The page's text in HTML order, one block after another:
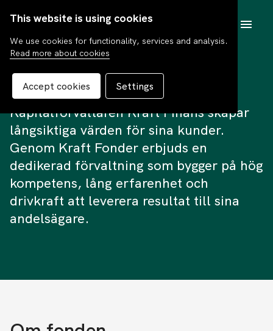
Kraft Obligasjon
Kapitalförvaltaren Kraft Finans skapar
långsiktiga värden för sina kunder.
Genom Kraft Fonder erbjuds en
dedikerad förvaltning som bygger på hög
kompetens, lång erfarenhet och
drivkraft att leverera resultat till sina
andelsägare.
This website is using cookies
We use cookies for functionality, services and analysis.
Read more about cookies
Accept cookies Settings